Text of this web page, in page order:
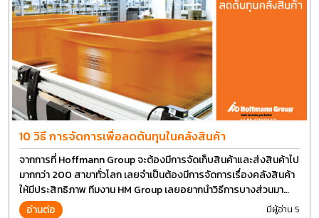
10 วิธี การจัดการเพื่อลดต้นทุนในคลังสินค้า
จากการที่ Hoffmann Group จะต้องมีการจัดเก็บสินค้าและส่งสินค้าไป
มากกว่า 200 สาขาทั่วโลก เลยจำเป็นต้องมีการจัดการเรื่องคลังสินค้า
ให้มีประสิทธิภาพ ทีมงาน HM Group เลยอยากนำวิธีการบางส่วนมา
แบ่งปันกัน
อ่านต่อ มีผู้อ่าน 5